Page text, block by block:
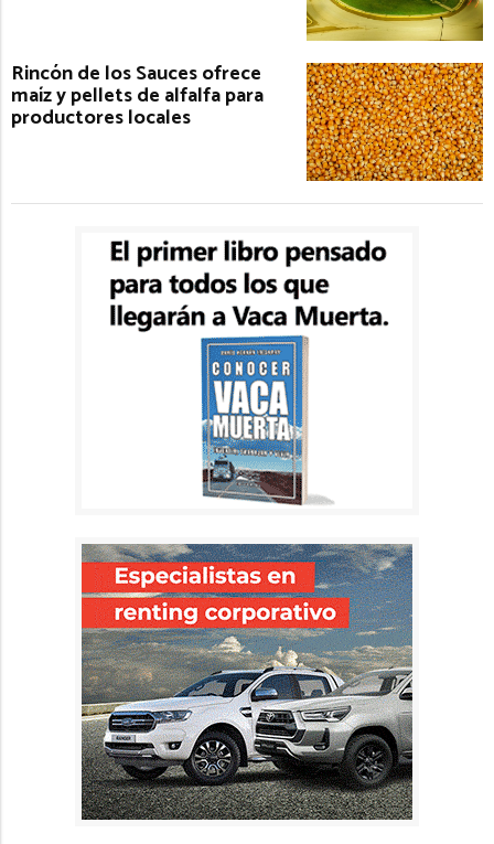
Rincón de los Sauces ofrece
maíz y pellets de alfalfa para
productores locales